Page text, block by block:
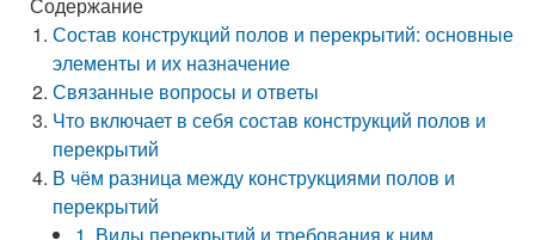
Состав конструкций полов и перекрытий: основные
элементы и их назначение
Связанные вопросы и ответы
Что включает в себя состав конструкций полов и
перекрытий
В чём разница между конструкциями полов и
перекрытий